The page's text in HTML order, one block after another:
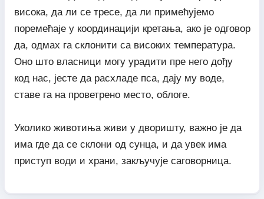
висока, да ли се тресе, да ли примећујемо
поремећаје у координацији кретања, ако је одговор
да, одмах га склонити са високих температура.
Оно што власници могу урадити пре него дођу
код нас, јесте да расхладе пса, дају му воде,
ставе га на проветрено место, облоге.
Уколико животиња живи у дворишту, важно је да
има где да се склони од сунца, и да увек има
приступ води и храни, закључује саговорница.